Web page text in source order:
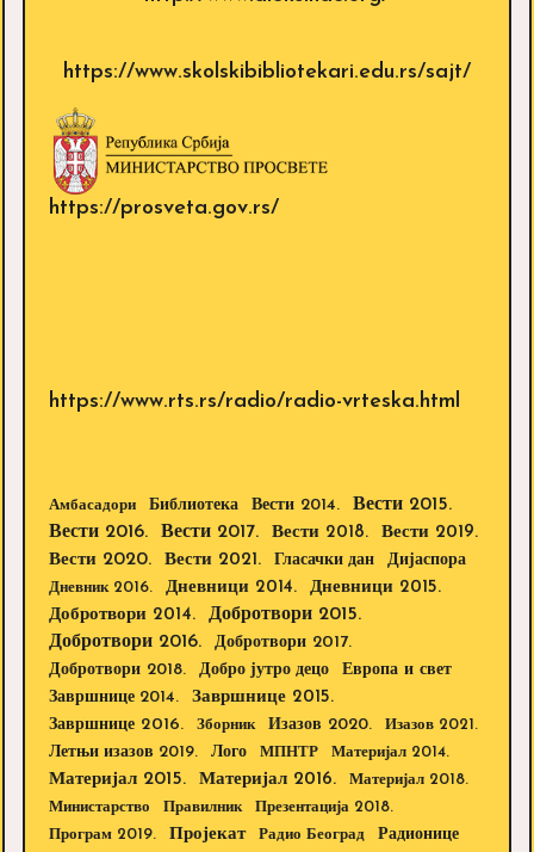
https://www.skolskibibliotekari.edu.rs/sajt/
https://prosveta.gov.rs/
https://www.rts.rs/radio/radio-vrteska.html
Амбасадори Библиотека Вести 2014.
Вести 2015.
Вести 2016.
Вести 2017. Вести 2018.
Вести 2019.
Вести 2020.
Вести 2021. Гласачки дан Дијаспора
Дневник 2016. Дневници 2014.
Дневници 2015.
Добротвори 2014.
Добротвори 2015.
Добротвори 2016.
Добротвори 2017.
Добротвори 2018.
Добро јутро децо Европа и свет
Завршнице 2014.
Завршнице 2015.
Завршнице 2016.
Зборник Изазов 2020.
Изазов 2021.
Летњи изазов 2019.
Лого МПНТР Материјал 2014.
Материјал 2015. Материјал 2016.
Материјал 2018.
Министарство
Правилник
Презентација 2018.
Програм 2019.
Пројекат Радио Београд
Радионице